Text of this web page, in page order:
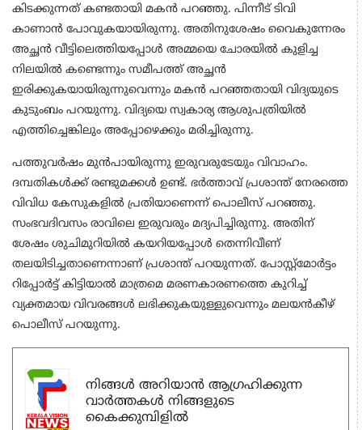
കിടക്കുന്നത് കണ്ടതായി മകന്‍ പറഞ്ഞു. പിന്നീട് ടിവി
കാണാന്‍ പോവുകയായിരുന്നു. അതിനുശേഷം വൈകുന്നേരം
അച്ഛന്‍ വീട്ടിലെത്തിയപ്പോള്‍ അമ്മയെ ചോരയില്‍ കുളിച്ച
നിലയില്‍ കണ്ടെന്നും സമീപത്ത് അച്ഛന്‍
ഇരിക്കുകയായിരുന്നുവെന്നും മകന്‍ പറഞ്ഞതായി വിദ്യയുടെ
കുടുംബം പറയുന്നു. വിദ്യയെ സ്വകാര്യ ആശുപത്രിയില്‍
എത്തിച്ചെങ്കിലും അപ്പോഴെക്കും മരിച്ചിരുന്നു.
പത്തുവര്‍ഷം മുന്‍പായിരുന്നു ഇരുവരുടേയും വിവാഹം.
ദമ്പതികള്‍ക്ക് രണ്ടുമക്കള്‍ ഉണ്ട്. ഭര്‍ത്താവ് പ്രശാന്ത് നേരത്തെ
വിവിധ കേസുകളില്‍ പ്രതിയാണെന്ന് പൊലീസ് പറഞ്ഞു.
സംഭവദിവസം രാവിലെ ഇരുവരും മദ്യപിച്ചിരുന്നു. അതിന്
ശേഷം ശുചിമുറിയില്‍ കയറിയപ്പോള്‍ തെന്നിവീണ്
തലയിടിച്ചതാണെന്നാണ് പ്രശാന്ത് പറയുന്നത്. പോസ്റ്റ്‌മോര്‍ട്ടം
റിപ്പോര്‍ട്ട് കിട്ടിയാല്‍ മാത്രമെ മരണകാരണത്തെ കുറിച്ച്
വ്യക്തമായ വിവരങ്ങള്‍ ലഭിക്കുകയുള്ളുവെന്നും മലയന്‍കീഴ്
പൊലീസ് പറയുന്നു.
നിങ്ങൾ അറിയാൻ ആഗ്രഹിക്കുന്ന
വാർത്തകൾ നിങ്ങളുടെ
കൈക്കുമ്പിളിൽ